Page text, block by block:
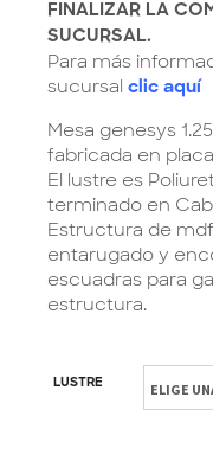
FINALIZAR LA
SUCURSAL.
Para más
sucursal clic aquí
Mesa genesys
fabricada en
El lustre es
terminado en
Estructura de
entarugado y
escuadras para
estructura.
LUSTRE